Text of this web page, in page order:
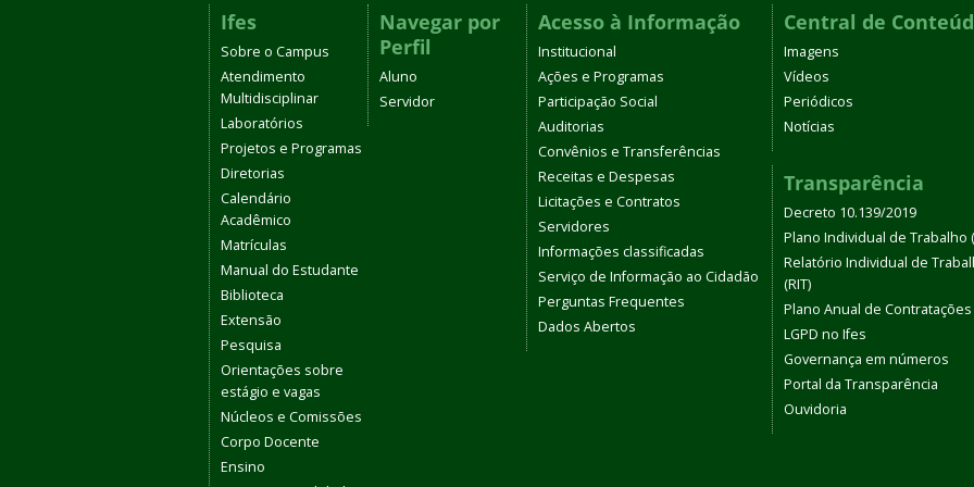
Ifes
Sobre o Campus
Atendimento
Multidisciplinar
Laboratórios
Projetos e Programas
Diretorias
Calendário
Acadêmico
Matrículas
Manual do Estudante
Biblioteca
Extensão
Pesquisa
Orientações sobre
estágio e vagas
Núcleos e Comissões
Corpo Docente
Ensino
Navegar por
Perfil
Aluno
Servidor
Acesso à Informação
Institucional
Ações e Programas
Participação Social
Auditorias
Convênios e Transferências
Receitas e Despesas
Licitações e Contratos
Servidores
Informações classificadas
Serviço de Informação ao Cidadão
Perguntas Frequentes
Dados Abertos
Central de
Imagens
Vídeos
Periódicos
Notícias
Transparência
Decreto 10.139/2019
Plano Individual de Trabalho
Relatório Individual de
(RIT)
Plano Anual de Contratações
LGPD no Ifes
Governança em números
Portal da Transparência
Ouvidoria